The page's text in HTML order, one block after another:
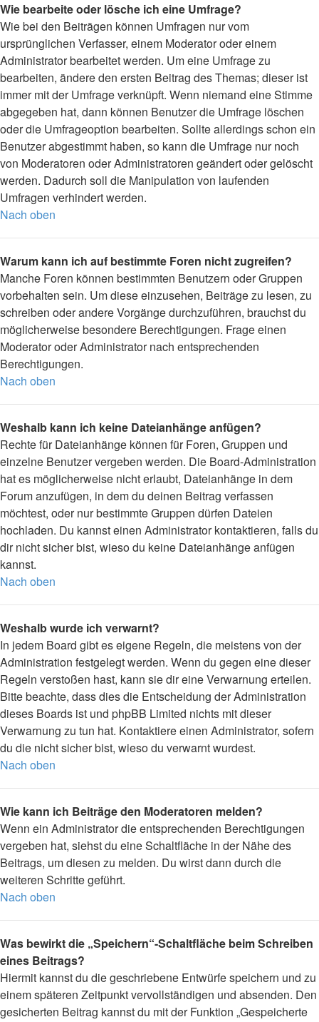
Wie bearbeite oder lösche ich eine Umfrage?
Wie bei den Beiträgen können Umfragen nur vom
ursprünglichen Verfasser, einem Moderator oder einem
Administrator bearbeitet werden. Um eine Umfrage zu
bearbeiten, ändere den ersten Beitrag des Themas; dieser ist
immer mit der Umfrage verknüpft. Wenn niemand eine Stimme
abgegeben hat, dann können Benutzer die Umfrage löschen
oder die Umfrageoption bearbeiten. Sollte allerdings schon ein
Benutzer abgestimmt haben, so kann die Umfrage nur noch
von Moderatoren oder Administratoren geändert oder gelöscht
werden. Dadurch soll die Manipulation von laufenden
Umfragen verhindert werden.
Nach oben
Warum kann ich auf bestimmte Foren nicht zugreifen?
Manche Foren können bestimmten Benutzern oder Gruppen
vorbehalten sein. Um diese einzusehen, Beiträge zu lesen, zu
schreiben oder andere Vorgänge durchzuführen, brauchst du
möglicherweise besondere Berechtigungen. Frage einen
Moderator oder Administrator nach entsprechenden
Berechtigungen.
Nach oben
Weshalb kann ich keine Dateianhänge anfügen?
Rechte für Dateianhänge können für Foren, Gruppen und
einzelne Benutzer vergeben werden. Die Board-Administration
hat es möglicherweise nicht erlaubt, Dateianhänge in dem
Forum anzufügen, in dem du deinen Beitrag verfassen
möchtest, oder nur bestimmte Gruppen dürfen Dateien
hochladen. Du kannst einen Administrator kontaktieren, falls du
dir nicht sicher bist, wieso du keine Dateianhänge anfügen
kannst.
Nach oben
Weshalb wurde ich verwarnt?
In jedem Board gibt es eigene Regeln, die meistens von der
Administration festgelegt werden. Wenn du gegen eine dieser
Regeln verstoßen hast, kann sie dir eine Verwarnung erteilen.
Bitte beachte, dass dies die Entscheidung der Administration
dieses Boards ist und phpBB Limited nichts mit dieser
Verwarnung zu tun hat. Kontaktiere einen Administrator, sofern
du die nicht sicher bist, wieso du verwarnt wurdest.
Nach oben
Wie kann ich Beiträge den Moderatoren melden?
Wenn ein Administrator die entsprechenden Berechtigungen
vergeben hat, siehst du eine Schaltfläche in der Nähe des
Beitrags, um diesen zu melden. Du wirst dann durch die
weiteren Schritte geführt.
Nach oben
Was bewirkt die „Speichern“-Schaltfläche beim Schreiben
eines Beitrags?
Hiermit kannst du die geschriebene Entwürfe speichern und zu
einem späteren Zeitpunkt vervollständigen und absenden. Den
gesicherten Beitrag kannst du mit der Funktion „Gespeicherte